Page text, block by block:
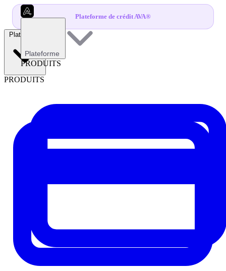
Plateforme de crédit AVA®
Plateforme
PRODUITS
Plateforme
PRODUITS